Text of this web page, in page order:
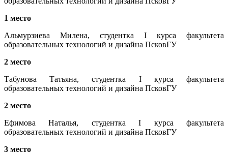
1 место
Альмурзиева Милена, студентка I курса факультета
образовательных технологий и дизайна ПсковГУ
2 место
Табунова Татьяна, студентка I курса факультета
образовательных технологий и дизайна ПсковГУ
2 место
Ефимова Наталья, студентка I курса факультета
образовательных технологий и дизайна ПсковГУ
3 место